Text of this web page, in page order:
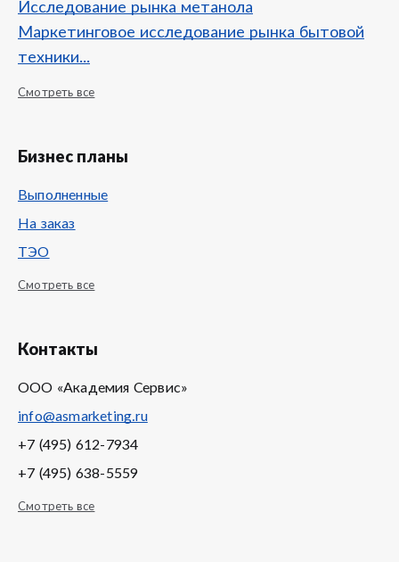
Исследование рынка метанола
Маркетинговое исследование рынка бытовой
техники...
Смотреть все
Бизнес планы
Выполненные
На заказ
ТЭО
Смотреть все
Контакты
ООО «Академия Сервис»
info@asmarketing.ru
+7 (495) 612-7934
+7 (495) 638-5559
Смотреть все